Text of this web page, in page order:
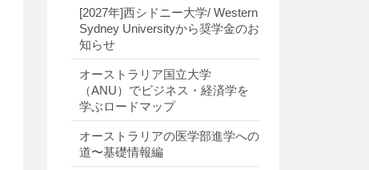
[2027年]西シドニー大学/ Western
Sydney Universityから奨学金のお
知らせ
オーストラリア国立大学
（ANU）でビジネス・経済学を
学ぶロードマップ
オーストラリアの医学部進学への
道〜基礎情報編